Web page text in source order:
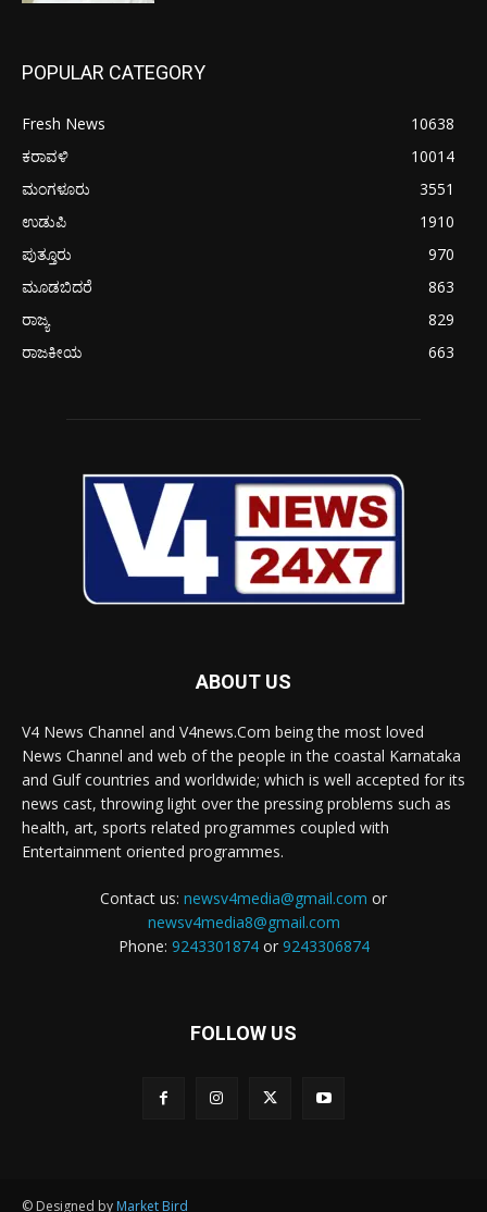
POPULAR CATEGORY
Fresh News
10638
ಕರಾವಳಿ
10014
ಮಂಗಳೂರು
3551
ಉಡುಪಿ
1910
ಪುತ್ತೂರು
970
ಮೂಡಬಿದರೆ
863
ರಾಜ್ಯ
829
ರಾಜಕೀಯ
663
ABOUT US
V4 News Channel and V4news.Com being the most loved
News Channel and web of the people in the coastal Karnataka
and Gulf countries and worldwide; which is well accepted for its
news cast, throwing light over the pressing problems such as
health, art, sports related programmes coupled with
Entertainment oriented programmes.
Contact us: newsv4media@gmail.com or
newsv4media8@gmail.com
Phone: 9243301874or 9243306874
FOLLOW US
© Designed by Market Bird